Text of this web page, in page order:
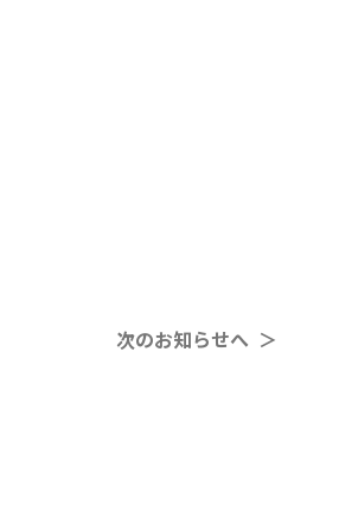
次のお知らせへ ＞